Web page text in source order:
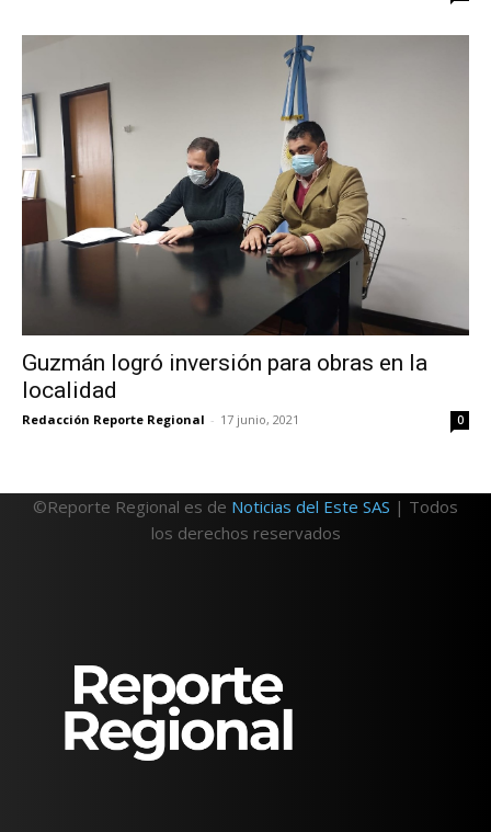
Guzmán logró inversión para obras en la
localidad
Redacción Reporte Regional - 17 junio, 2021 0
©Reporte Regional es de Noticias del Este SAS | Todos
los derechos reservados